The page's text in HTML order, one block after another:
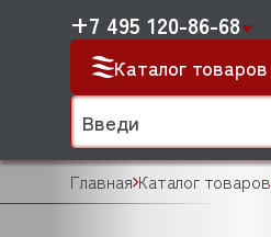
Каталог товаров
+7 495 120-86-68
Главная Каталог товаров